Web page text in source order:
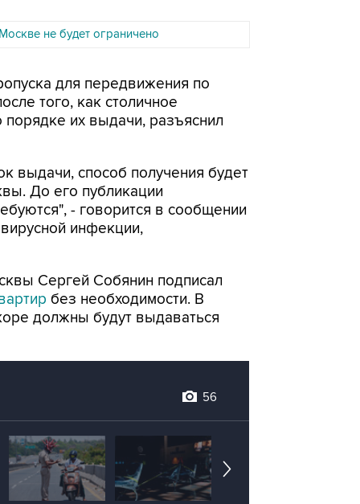
не будет ограничено
для передвижения по
того, как столичное
порядке их выдачи, разъяснил
выдачи, способ получения будет
До его публикации
- говорится в сообщении
инфекции,
Сергей Собянин подписал
без необходимости. В
должны будут выдаваться
56